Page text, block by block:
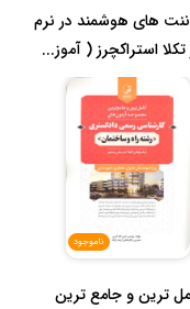
های هوشمند در نرم
تکلا استراکچرز ( آموز...
ناموجود
ترین و جامع ترین